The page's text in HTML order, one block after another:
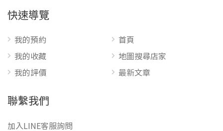
快速導覽
我的預約
我的收藏
我的評價
首頁
地圖搜尋店家
最新文章
聯繫我們
加入LINE客服詢問